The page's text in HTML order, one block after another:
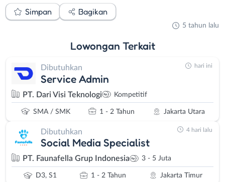
Simpan Bagikan
5 tahun lalu
Lowongan Terkait
Dibutuhkan
Service Admin
PT. Dari Visi Teknologi Kompetitif
SMA / SMK 1 - 2 Tahun Jakarta Utara
hari ini
Dibutuhkan
Social Media Specialist
PT. Faunafella Grup Indonesia 3 - 5 Juta
D3, S1 1 - 2 Tahun Jakarta Timur
4 hari lalu